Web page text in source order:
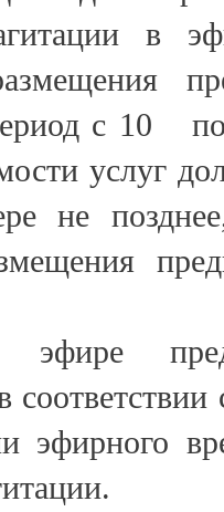
в
с 10 по
услуг
не
эфирного